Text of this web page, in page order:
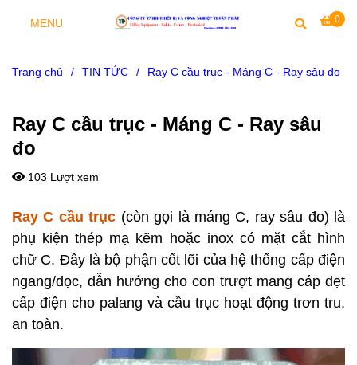
0
MENU
Trang chủ / TIN TỨC / Ray C cầu trục - Máng C - Ray sâu đo
Ray C cầu trục - Máng C - Ray sâu
đo
103 Lượt xem
Ray C cầu trục (còn gọi là máng C, ray sâu đo) là
phụ kiện thép mạ kẽm hoặc inox có mặt cắt hình
chữ C. Đây là bộ phận cốt lõi của hệ thống cấp điện
ngang/dọc, dẫn hướng cho con trượt mang cáp dẹt
cấp điện cho palang và cầu trục hoạt động trơn tru,
an toàn.